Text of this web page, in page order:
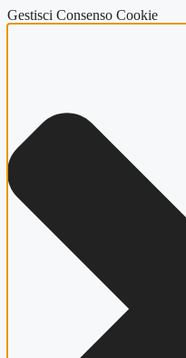
Gestisci Consenso Cookie